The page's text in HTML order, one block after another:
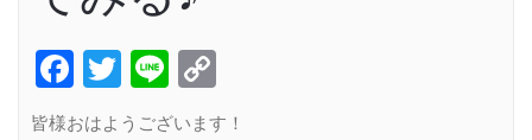
Facebook
Twitter
Line
Link
皆様おはようございます！